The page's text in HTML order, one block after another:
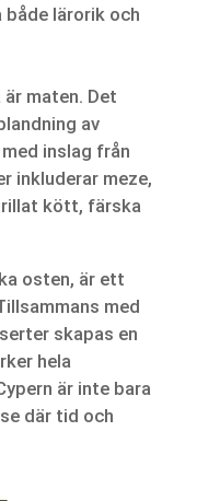
både lärorik och
är maten. Det
av
inslag från
inkluderar meze,
kött, färska
osten, är ett
med
skapas en
hela
är inte bara
där tid och